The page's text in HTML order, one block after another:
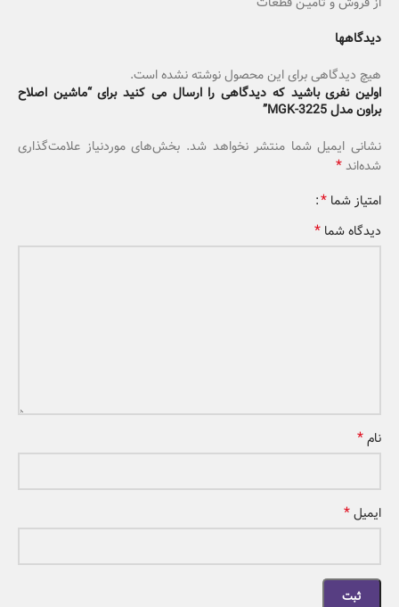
دیدگاهها
هیچ دیدگاهی برای این محصول نوشته نشده است.
اولین نفری باشید که دیدگاهی را ارسال می کنید برای “ماشین اصلاح
براون مدل MGK-3225”
نشانی ایمیل شما منتشر نخواهد شد. بخش‌های موردنیاز علامت‌گذاری
شده‌اند*
امتیاز شما *
دیدگاه شما *
نام*
ایمیل*